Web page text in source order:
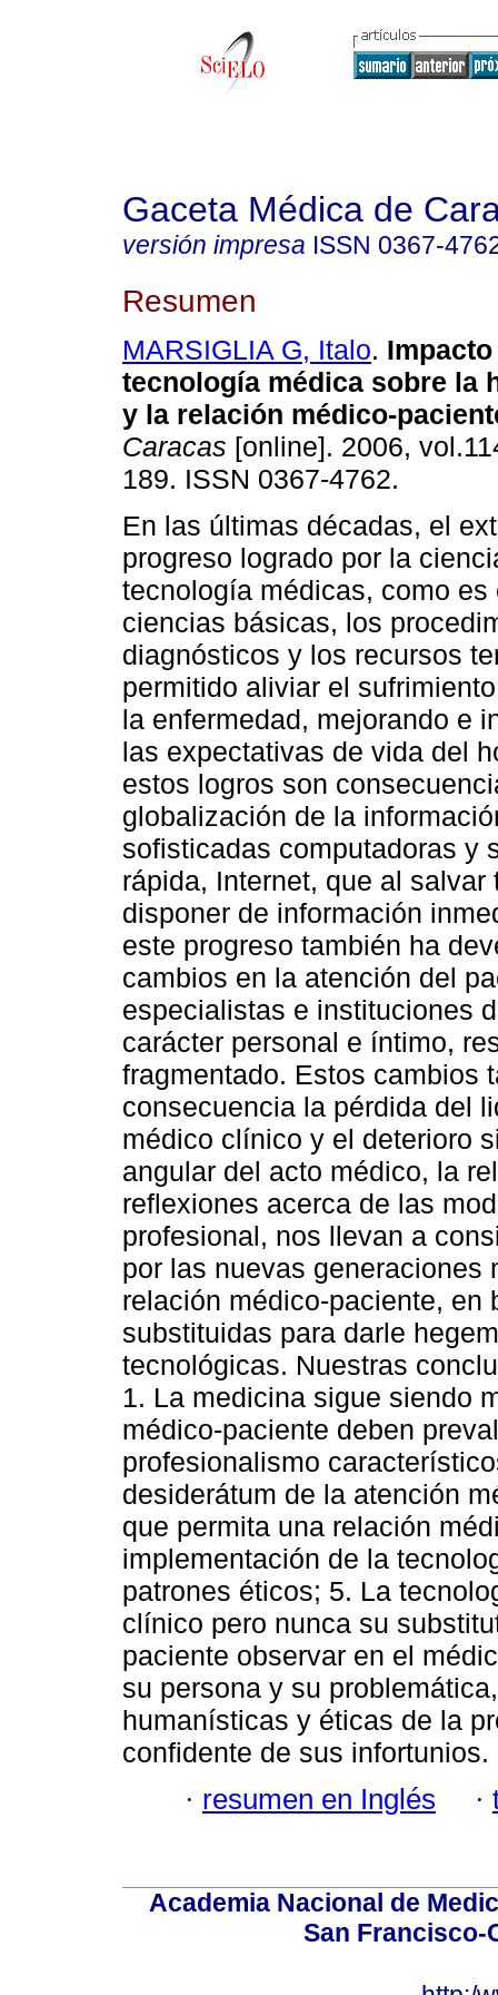
Gaceta Médica de
versión impresa ISSN 0367-
Resumen
MARSIGLIA G, Italo.
tecnología médica sobre la
y la relación médico-
Caracas [online]. 2006,
189. ISSN 0367-4762.
En las últimas décadas, el
progreso logrado por la
tecnología médicas, como es
ciencias básicas, los
diagnósticos y los recursos
permitido aliviar el
la enfermedad, mejorando e
las expectativas de vida del
estos logros son
globalización de la
sofisticadas computadoras y
rápida, Internet, que al
disponer de información
este progreso también ha
cambios en la atención del
especialistas e instituciones
carácter personal e íntimo,
fragmentado. Estos cambios
consecuencia la pérdida del
médico clínico y el deterioro
angular del acto médico, la
reflexiones acerca de las
profesional, nos llevan a
por las nuevas
relación médico-paciente, en
substituidas para darle
tecnológicas. Nuestras
1. La medicina sigue siendo
médico-paciente deben
profesionalismo
desiderátum de la atención
que permita una relación
implementación de la
patrones éticos; 5. La
clínico pero nunca su
paciente observar en el
su persona y su
humanísticas y éticas de la
confidente de sus infortunios.
· resumen en Inglés ·
Academia Nacional de
San Francisco-